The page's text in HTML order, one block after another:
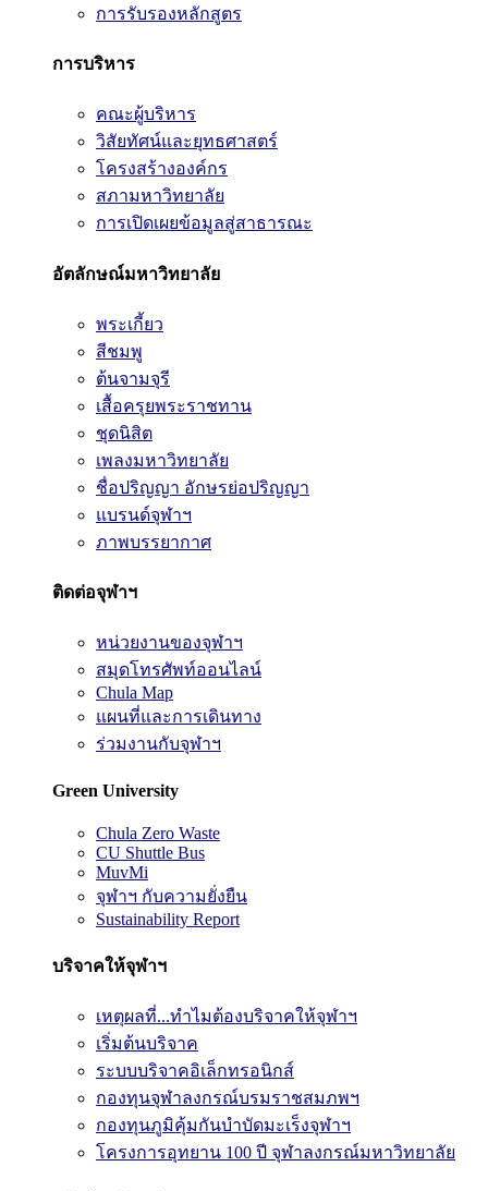
การรับรองหลักสูตร
การบริหาร
คณะผู้บริหาร
วิสัยทัศน์และยุทธศาสตร์
โครงสร้างองค์กร
สภามหาวิทยาลัย
การเปิดเผยข้อมูลสู่สาธารณะ
อัตลักษณ์มหาวิทยาลัย
พระเกี้ยว
สีชมพู
ต้นจามจุรี
เสื้อครุยพระราชทาน
ชุดนิสิต
เพลงมหาวิทยาลัย
ชื่อปริญญา อักษรย่อปริญญา
แบรนด์จุฬาฯ
ภาพบรรยากาศ
ติดต่อจุฬาฯ
หน่วยงานของจุฬาฯ
สมุดโทรศัพท์ออนไลน์
Chula Map
แผนที่และการเดินทาง
ร่วมงานกับจุฬาฯ
Green University
Chula Zero Waste
CU Shuttle Bus
MuvMi
จุฬาฯ กับความยั่งยืน
Sustainability Report
บริจาคให้จุฬาฯ
เหตุผลที่...ทำไมต้องบริจาคให้จุฬาฯ
เริ่มต้นบริจาค
ระบบบริจาคอิเล็กทรอนิกส์
กองทุนจุฬาลงกรณ์บรมราชสมภพฯ
กองทุนภูมิคุ้มกันบำบัดมะเร็งจุฬาฯ
โครงการอุทยาน 100 ปี จุฬาลงกรณ์มหาวิทยาลัย